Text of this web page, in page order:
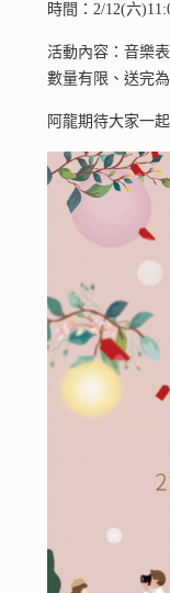
時間：2/12(六
活動內容：音樂
數量有限、送完
阿龍期待大家一